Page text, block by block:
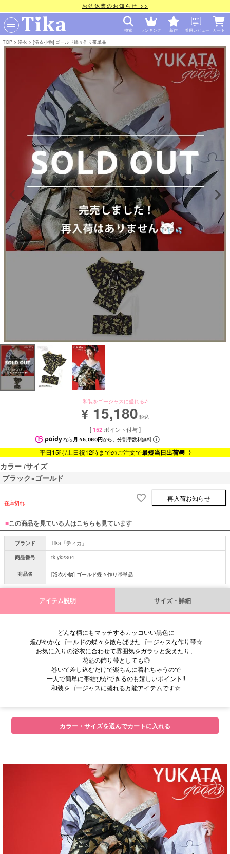
お盆休業のお知らせ >>
検索 ランキング 新作 着用レビュー カート
TOP 浴衣 [浴衣小物] ゴールド蝶々作り帯単品
和装をゴージャスに盛れる♪
¥ 15,180 税込
[ 152 ポイント付与 ]
なら月々5,060円から。分割手数料無料
平日15時/土日祝12時までのご注文で最短当日出荷🚚💨
カラー サイズ
ブラック×ゴールド
-
在庫切れ
再入荷お知らせ
■この商品を見ている人はこちらも見ています
ブランド
Tika「ティカ」
商品番号
tk-yk2304
商品名 [浴衣小物] ゴールド蝶々作り帯単品
アイテム説明 サイズ・詳細
どんな柄にもマッチするカッコいい黒色に
煌びやかなゴールドの蝶々を散らばせたゴージャスな作り帯☆
お気に入りの浴衣に合わせて雰囲気をガラッと変えたり、
花魁の飾り帯としても◎
巻いて差し込むだけで楽ちんに着れちゃうので
一人で簡単に帯結びができるのも嬉しいポイント!!
和装をゴージャスに盛れる万能アイテムです☆
カラー・サイズを選んでカートに入れる